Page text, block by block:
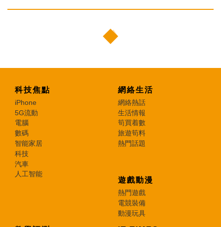
科技焦點
iPhone
5G流動
電腦
數碼
智能家居
科技
汽車
人工智能
網絡生活
網絡熱話
生活情報
筍買着數
旅遊筍料
熱門話題
遊戲動漫
熱門遊戲
電競裝備
動漫玩具